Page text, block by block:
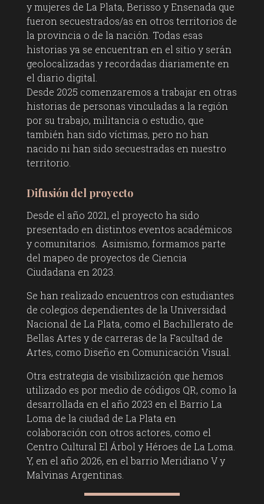
y mujeres de La Plata, Berisso y Ensenada que
fueron secuestrados/as en otros territorios de
la provincia o de la nación. Todas esas
historias ya se encuentran en el sitio y serán
geolocalizadas y recordadas diariamente en
el diario digital.
Desde 2025 comenzaremos a trabajar en otras
historias de personas vinculadas a la región
por su trabajo, militancia o estudio, que
también han sido víctimas, pero no han
nacido ni han sido secuestradas en nuestro
territorio.
Difusión del proyecto
Desde el año 2021, el proyecto ha sido
presentado en distintos eventos académicos
y comunitarios. Asimismo, formamos parte
del mapeo de proyectos de Ciencia
Ciudadana en 2023.
Se han realizado encuentros con estudiantes
de colegios dependientes de la Universidad
Nacional de La Plata, como el Bachillerato de
Bellas Artes y de carreras de la Facultad de
Artes, como Diseño en Comunicación Visual.
Otra estrategia de visibilización que hemos
utilizado es por medio de códigos QR, como la
desarrollada en el año 2023 en el Barrio La
Loma de la ciudad de La Plata en
colaboración con otros actores, como el
Centro Cultural El Árbol y Héroes de La Loma.
Y, en el año 2026, en el barrio Meridiano V y
Malvinas Argentinas.